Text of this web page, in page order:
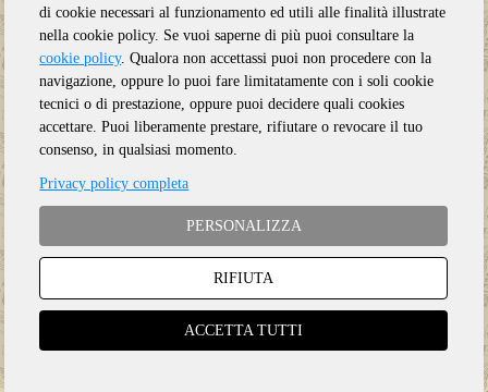
Anno:2026
di cookie necessari al funzionamento ed utili alle finalità illustrate
nella cookie policy. Se vuoi saperne di più puoi consultare la
cookie policy. Qualora non accettassi puoi non procedere con la
navigazione, oppure lo puoi fare limitatamente con i soli cookie
tecnici o di prestazione, oppure puoi decidere quali cookies
accettare. Puoi liberamente prestare, rifiutare o revocare il tuo
consenso, in qualsiasi momento.
Privacy policy completa
PERSONALIZZA
RIFIUTA
ACCETTA TUTTI